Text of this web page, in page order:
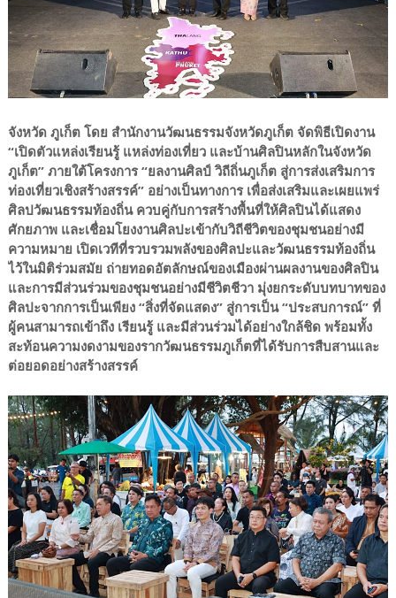
จังหวัด ภูเก็ต โดย สำนักงานวัฒนธรรมจังหวัดภูเก็ต จัดพิธีเปิดงาน
“เปิดตัวแหล่งเรียนรู้ แหล่งท่องเที่ยว และบ้านศิลปินหลักในจังหวัด
ภูเก็ต” ภายใต้โครงการ “ยลงานศิลป์ วิถีถิ่นภูเก็ต สู่การส่งเสริมการ
ท่องเที่ยวเชิงสร้างสรรค์” อย่างเป็นทางการ เพื่อส่งเสริมและเผยแพร่
ศิลปวัฒนธรรมท้องถิ่น ควบคู่กับการสร้างพื้นที่ให้ศิลปินได้แสดง
ศักยภาพ และเชื่อมโยงงานศิลปะเข้ากับวิถีชีวิตของชุมชนอย่างมี
ความหมาย เปิดเวทีที่รวบรวมพลังของศิลปะและวัฒนธรรมท้องถิ่น
ไว้ในมิติร่วมสมัย ถ่ายทอดอัตลักษณ์ของเมืองผ่านผลงานของศิลปิน
และการมีส่วนร่วมของชุมชนอย่างมีชีวิตชีวา มุ่งยกระดับบทบาทของ
ศิลปะจากการเป็นเพียง “สิ่งที่จัดแสดง” สู่การเป็น “ประสบการณ์” ที่
ผู้คนสามารถเข้าถึง เรียนรู้ และมีส่วนร่วมได้อย่างใกล้ชิด พร้อมทั้ง
สะท้อนความงดงามของรากวัฒนธรรมภูเก็ตที่ได้รับการสืบสานและ
ต่อยอดอย่างสร้างสรรค์